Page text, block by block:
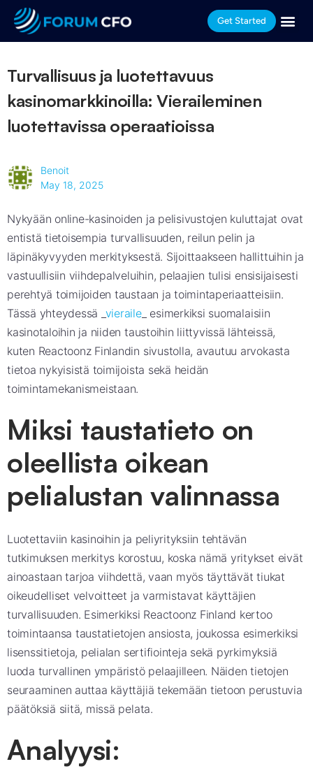
Get Started
Turvallisuus ja luotettavuus
kasinomarkkinoilla: Vieraileminen
luotettavissa operaatioissa
Benoit
May 18, 2025
Nykyään online-kasinoiden ja pelisivustojen kuluttajat ovat
entistä tietoisempia turvallisuuden, reilun pelin ja
läpinäkyvyyden merkityksestä. Sijoittaakseen hallittuihin ja
vastuullisiin viihdepalveluihin, pelaajien tulisi ensisijaisesti
perehtyä toimijoiden taustaan ja toimintaperiaatteisiin.
Tässä yhteydessä _ vieraile_ esimerkiksi suomalaisiin
kasinotaloihin ja niiden taustoihin liittyvissä lähteissä,
kuten Reactoonz Finlandin sivustolla, avautuu arvokasta
tietoa nykyisistä toimijoista sekä heidän
toimintamekanismeistaan.
Miksi taustatieto on
oleellista oikean
pelialustan valinnassa
Luotettaviin kasinoihin ja peliyrityksiin tehtävän
tutkimuksen merkitys korostuu, koska nämä yritykset eivät
ainoastaan tarjoa viihdettä, vaan myös täyttävät tiukat
oikeudelliset velvoitteet ja varmistavat käyttäjien
turvallisuuden. Esimerkiksi Reactoonz Finland kertoo
toimintaansa taustatietojen ansiosta, joukossa esimerkiksi
lisenssitietoja, pelialan sertifiointeja sekä pyrkimyksiä
luoda turvallinen ympäristö pelaajilleen. Näiden tietojen
seuraaminen auttaa käyttäjiä tekemään tietoon perustuvia
päätöksiä siitä, missä pelata.
Analyysi: